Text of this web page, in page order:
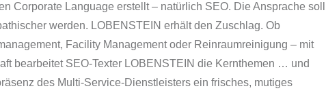
Corporate Language erstellt – natürlich SEO. Die Ansprache soll
werden. LOBENSTEIN erhält den Zuschlag. Ob
Facility Management oder Reinraumreinigung – mit
bearbeitet SEO-Texter LOBENSTEIN die Kernthemen … und
des Multi-Service-Dienstleisters ein frisches, mutiges